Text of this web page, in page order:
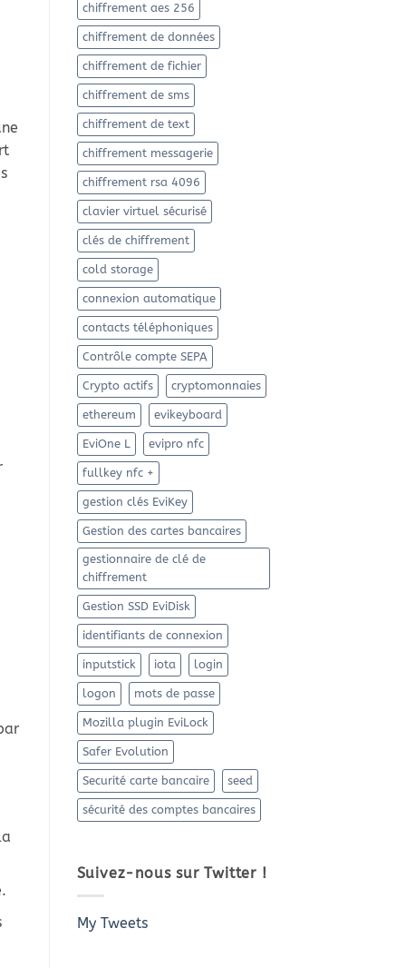
chiffrement aes 256
chiffrement de données
chiffrement de fichier
chiffrement de sms
chiffrement de text
chiffrement messagerie
chiffrement rsa 4096
clavier virtuel sécurisé
clés de chiffrement
cold storage
connexion automatique
contacts téléphoniques
Contrôle compte SEPA
Crypto actifs cryptomonnaies
ethereum evikeyboard
EviOne L evipro nfc
fullkey nfc +
gestion clés EviKey
Gestion des cartes bancaires
gestionnaire de clé de
chiffrement
Gestion SSD EviDisk
identifiants de connexion
inputstick iota login
logon mots de passe
Mozilla plugin EviLock
Safer Evolution
Securité carte bancaire seed
sécurité des comptes bancaires
Suivez-nous sur Twitter !
My Tweets